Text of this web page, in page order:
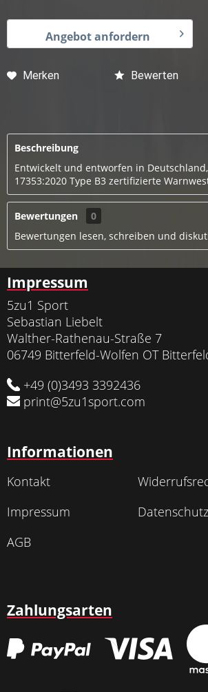
Angebot anfordern
Merken Bewerten
Beschreibung
Entwickelt und entworfen in Deutschland,
17353:2020 Type B3 zertifizierte
Bewertungen
0
Bewertungen lesen, schreiben und
Impressum
5zu1 Sport
Sebastian Liebelt
Walther-Rathenau-Straße 7
06749 Bitterfeld-Wolfen OT
+49 (0)3493 3392436
print@5zu1sport.com
Informationen
Kontakt
Impressum
Datenschutz
AGB
Zahlungsarten